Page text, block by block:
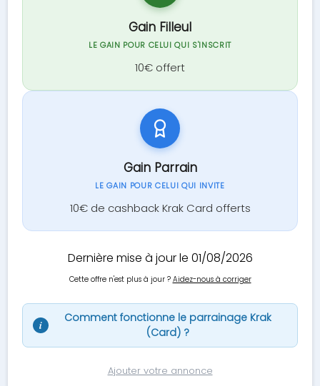
Gain Filleul
LE GAIN POUR CELUI QUI S'INSCRIT
10€ offert
Gain Parrain
LE GAIN POUR CELUI QUI INVITE
10€ de cashback Krak Card offerts
Dernière mise à jour le 01/08/2026
Cette offre n'est plus à jour ? Aidez-nous à corriger
i
Comment fonctionne le parrainage Krak
(Card) ?
Ajouter votre annonce